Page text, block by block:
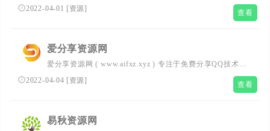
软件,QQ技术等网络优志内容,致力打造全网最优秀资源网
2022-04-01 [资源] 查看
爱分享资源网
爱分享资源网 ( www.aifxz.xyz ) 专注于免费分享QQ技术！
每日分享活动线报QQ技术游戏辅助外挂破解软件崽男福利
2022-04-04 [资源] 查看
易秋资源网